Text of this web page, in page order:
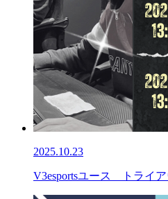
2025.10.23
V3esportsユース トライア